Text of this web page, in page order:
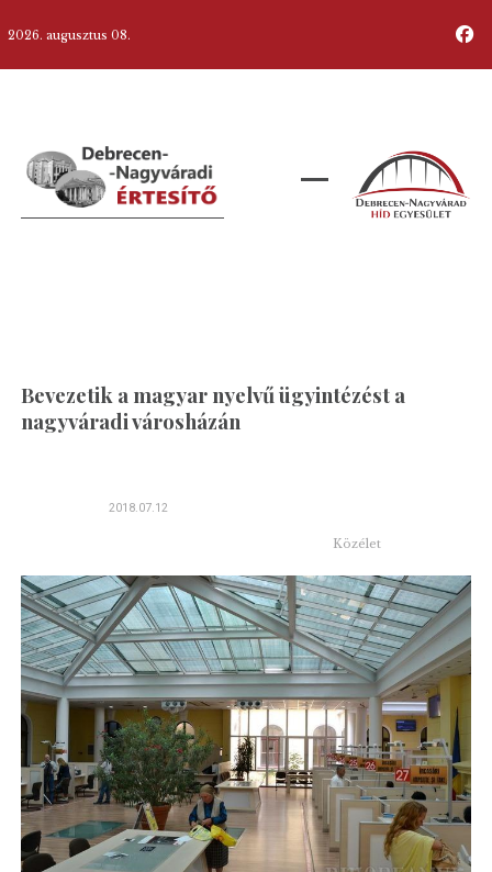
2026. augusztus 08.
Bevezetik a magyar nyelvű ügyintézést a
nagyváradi városházán
2018.07.12
Közélet